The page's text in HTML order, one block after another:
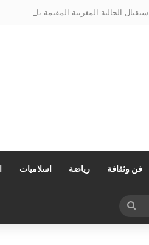
فن وثقافة رياضة اسلاميات
عن